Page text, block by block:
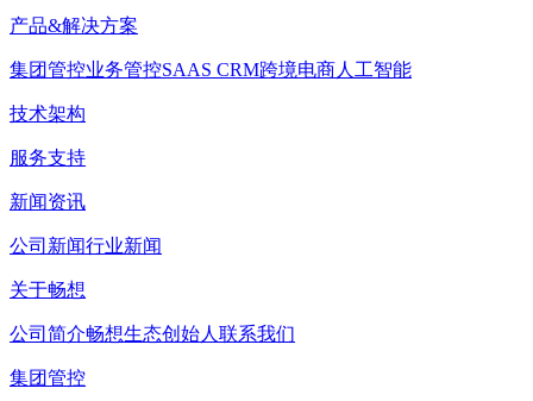
产品&解决方案
集团管控业务管控SAAS CRM跨境电商人工智能
技术架构
服务支持
新闻资讯
公司新闻行业新闻
关于畅想
公司简介畅想生态创始人 联系我们
集团管控